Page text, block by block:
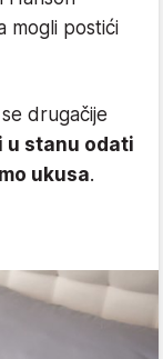
mogli postići
drugačije
u stanu odati
ukusa.